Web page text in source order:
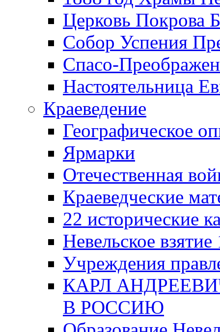
Церковь Покрова
Собор Успения
Спасо-
Настоятельница
Краеведение
Географическое
Ярмарки
Отечественная
Краеведческие
22 исторические
Невельское
Учреждения
КАРЛ
В РОССИЮ